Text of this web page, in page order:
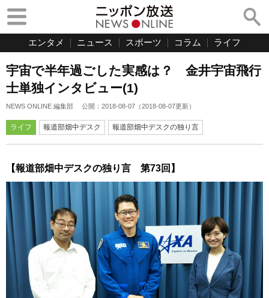
エンタメ ニュース スポーツ コラム ライフ
宇宙で半年過ごした実感は？ 金井宇宙飛行
士単独インタビュー(1)
NEWS ONLINE 編集部 公開： 2018-08-07 （2018-08-07更新）
ライフ 報道部畑中デスク 報道部畑中デスクの独り言
【報道部畑中デスクの独り言 第73回】